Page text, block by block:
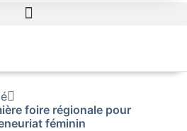
foire régionale pour
féminin